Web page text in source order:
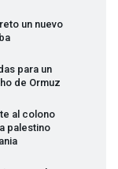
un nuevo
para un
de Ormuz
al colono
palestino